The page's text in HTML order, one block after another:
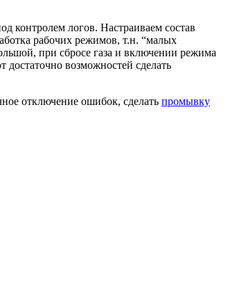
контролем логов. Настраиваем состав
рабочих режимов, т.н. “малых
при сбросе газа и включении режима
возможностей сделать
отключение ошибок, сделать промывку